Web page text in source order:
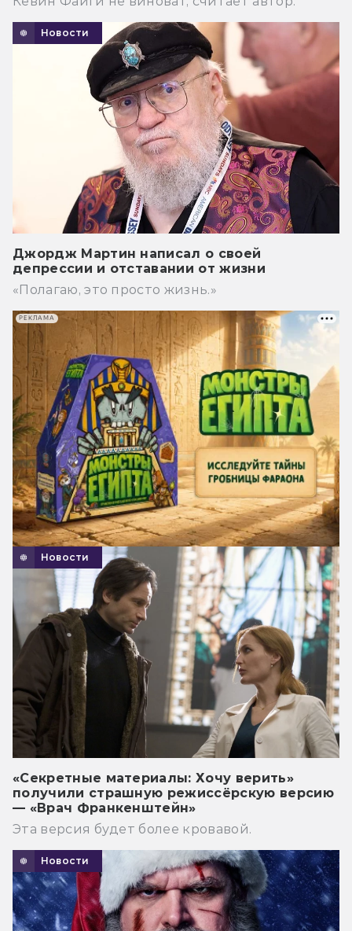
Новости
Джордж Мартин написал о своей
депрессии и отставании от жизни
«Полагаю, это просто жизнь.»
Новости
«Секретные материалы: Хочу верить»
получили страшную режиссёрскую версию
— «Врач Франкенштейн»
Эта версия будет более кровавой.
Новости
РЕКЛАМА